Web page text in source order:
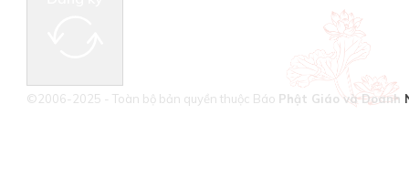
©2006-2025 - Toàn bộ bản quyền thuộc Báo Phật Giáo và Doanh